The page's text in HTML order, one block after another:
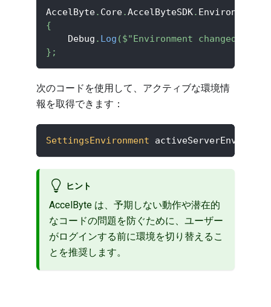
AccelByte. Core.AccelByteSDK. Environment
{
    Debug
. Log ($"Environment changed from
} ;
次のコードを使用して、アクティブな環境情
報を取得できます：
SettingsEnvironment
ヒント
AccelByte は、予期しない動作や潜在的
なコードの問題を防ぐために、ユーザー
がログインする前に環境を切り替えるこ
とを推奨します。